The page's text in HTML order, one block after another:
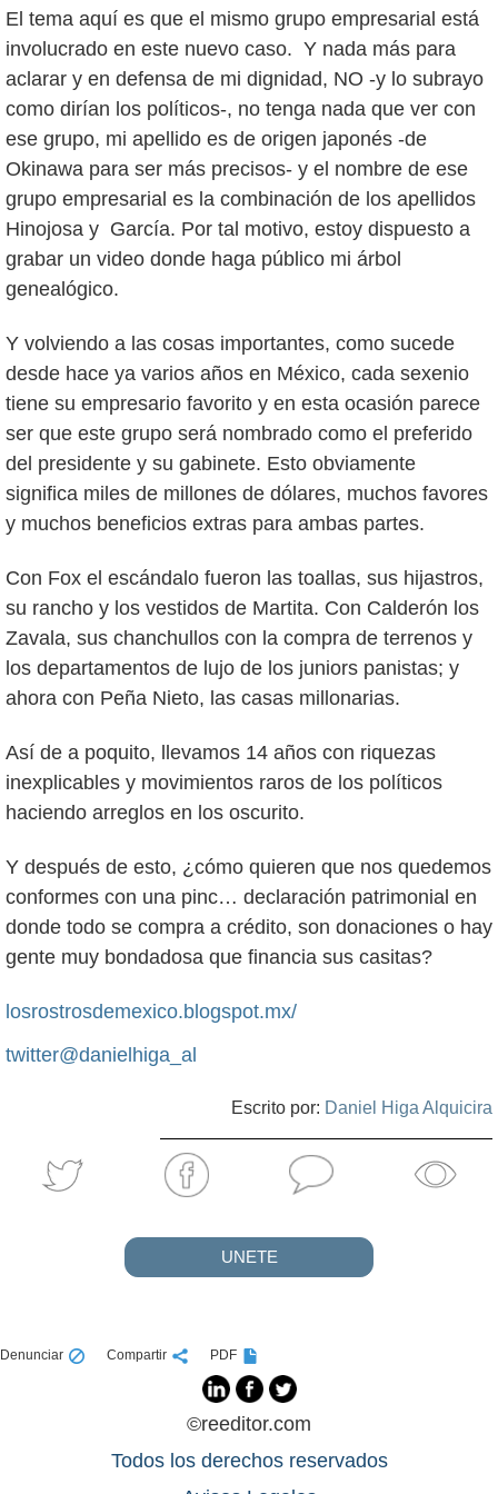
El tema aquí es que el mismo grupo empresarial está
involucrado en este nuevo caso. Y nada más para
aclarar y en defensa de mi dignidad, NO -y lo subrayo
como dirían los políticos-, no tenga nada que ver con
ese grupo, mi apellido es de origen japonés -de
Okinawa para ser más precisos- y el nombre de ese
grupo empresarial es la combinación de los apellidos
Hinojosa y García. Por tal motivo, estoy dispuesto a
grabar un video donde haga público mi árbol
genealógico.
Y volviendo a las cosas importantes, como sucede
desde hace ya varios años en México, cada sexenio
tiene su empresario favorito y en esta ocasión parece
ser que este grupo será nombrado como el preferido
del presidente y su gabinete. Esto obviamente
significa miles de millones de dólares, muchos favores
y muchos beneficios extras para ambas partes.
Con Fox el escándalo fueron las toallas, sus hijastros,
su rancho y los vestidos de Martita. Con Calderón los
Zavala, sus chanchullos con la compra de terrenos y
los departamentos de lujo de los juniors panistas; y
ahora con Peña Nieto, las casas millonarias.
Así de a poquito, llevamos 14 años con riquezas
inexplicables y movimientos raros de los políticos
haciendo arreglos en los oscurito.
Y después de esto, ¿cómo quieren que nos quedemos
conformes con una pinc… declaración patrimonial en
donde todo se compra a crédito, son donaciones o hay
gente muy bondadosa que financia sus casitas?
losrostrosdemexico.blogspot.mx/
twitter@danielhiga_al
Escrito por: Daniel Higa Alquicira
UNETE
Denunciar Compartir PDF
©reeditor.com
Todos los derechos reservados